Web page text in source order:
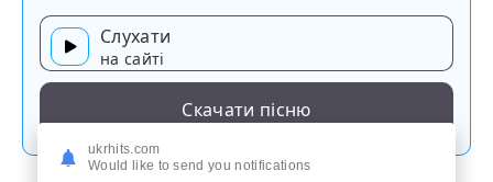
Слухати
на сайті
Скачати пісню
ukrhits.com
Would like to send you notifications